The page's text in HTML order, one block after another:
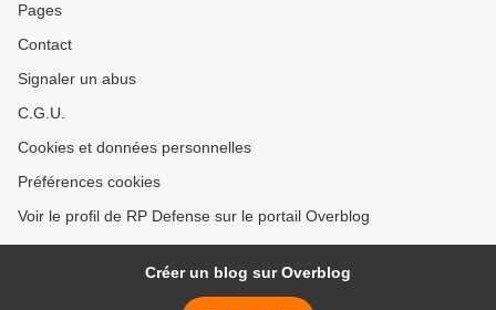
Pages
Contact
Signaler un abus
C.G.U.
Cookies et données personnelles
Préférences cookies
Voir le profil de RP Defense sur le portail Overblog
Créer un blog sur Overblog